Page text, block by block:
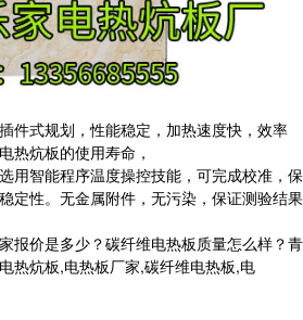
式规划，性能稳定，加热速度快，效率
热炕板的使用寿命，
智能程序温度操控技能，可完成校准，保
定性。无金属附件，无污染，保证测验结果
报价是多少？碳纤维电热板质量怎么样？青
热炕板,电热板厂家,碳纤维电热板,电